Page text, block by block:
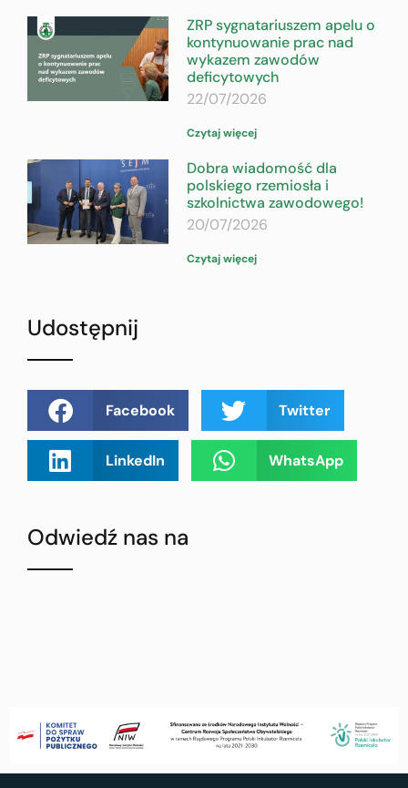
ZRP sygnatariuszem apelu o
kontynuowanie prac nad
wykazem zawodów
deficytowych
22/07/2026
Czytaj więcej
Dobra wiadomość dla
polskiego rzemiosła i
szkolnictwa zawodowego!
20/07/2026
Czytaj więcej
Udostępnij
Facebook Twitter
LinkedIn WhatsApp
Odwiedź nas na